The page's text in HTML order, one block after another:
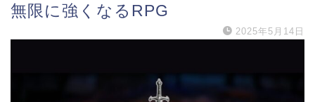
無限に強くなるRPG
2025年5月14日